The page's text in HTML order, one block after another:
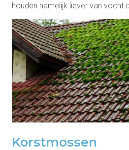
houden namelijk liever van vocht
Korstmossen